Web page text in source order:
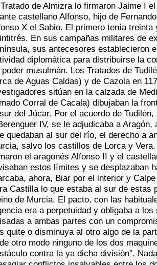
de Almizra lo firmaron Jaime I
castellano Alfonso, hijo de
X el Sabio. El primero tenía treinta
En sus campañas militares de
sus antecesores establecieron
diplomática para distribuirse la
poder musulmán. Los Tratados de
de Aguas Caldas) y de Cazola en
sitúan en la calzada de
Corral de Cacala) dibujaban la
del Júcar. Por el acuerdo de
IV, se le adjudicaba a
quedaban al sur del río, el derecho a
salvo los castillos de Lorca y
el aragonés Alfonso II y el
estos límites y se desplazaban
ahora, Biar por el interior y
Castilla lo que estaba al sur de estas
de Murcia. El pacto, con las
era a perpetuidad y obligaba a
a ambas partes con un
quite o disminuya al otro algo de la
otro modo ninguno de los dos
contra la ya dicha división".